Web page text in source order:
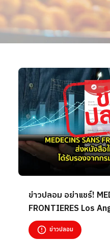
ข่าวปลอม อย่าแชร์!
FRONTIERES Los
กิจกรรม ได้รับรองจา
ข่าวปลอม